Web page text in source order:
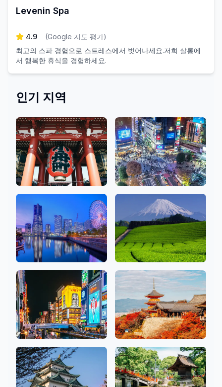
Levenin Spa
4.9 (Google 지도 평가)
최고의 스파 경험으로 스트레스에서 벗어나세요.저희 살롱에
서 행복한 휴식을 경험하세요.
인기 지역
아사쿠사, 긴자, 우에
노
50 상점
시부야, 신주쿠, 이케
부쿠로
80 상점
가나가와
19 상점
시즈오카
2 상점
오사카
26 상점
교토
10 상점